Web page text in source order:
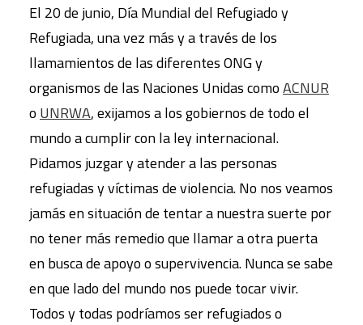
El 20 de junio, Día Mundial del Refugiado y
Refugiada, una vez más y a través de los
llamamientos de las diferentes ONG y
organismos de las Naciones Unidas comoACNUR
o UNRWA, exijamos a los gobiernos de todo el
mundo a cumplir con la ley internacional.
Pidamos juzgar y atender a las personas
refugiadas y víctimas de violencia. No nos veamos
jamás en situación de tentar a nuestra suerte por
no tener más remedio que llamar a otra puerta
en busca de apoyo o supervivencia. Nunca se sabe
en que lado del mundo nos puede tocar vivir.
Todos y todas podríamos ser refugiados o